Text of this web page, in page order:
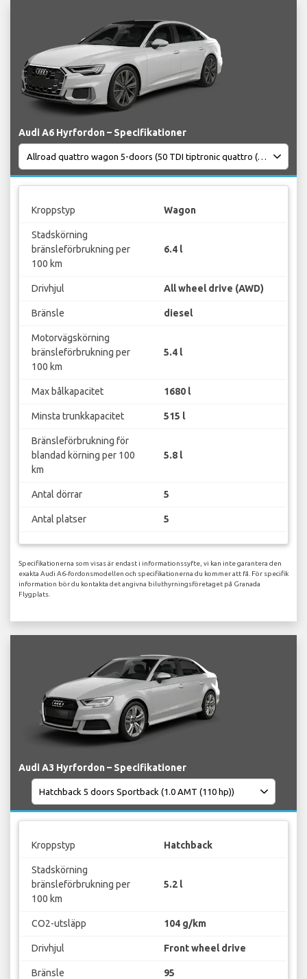
Audi A6 Hyrfordon – Specifikationer
Kroppstyp Wagon
Stadskörning
bränsleförbrukning per
100 km
6.4 l
Drivhjul All wheel drive (AWD)
Bränsle diesel
Motorvägskörning
bränsleförbrukning per
100 km
5.4 l
Max bålkapacitet 1680 l
Minsta trunkkapacitet 515 l
Bränsleförbrukning för
blandad körning per 100
km
5.8 l
Antal dörrar 5
Antal platser 5
Specifikationerna som visas är endast i informationssyfte, vi kan inte garantera den
exakta Audi A6-fordonsmodellen och specifikationerna du kommer att få. För specifik
information bör du kontakta det angivna biluthyrningsföretaget på Granada
Flygplats.
Audi A3 Hyrfordon – Specifikationer
Kroppstyp Hatchback
Stadskörning
bränsleförbrukning per
100 km
5.2 l
CO2-utsläpp 104 g/km
Drivhjul Front wheel drive
Bränsle 95